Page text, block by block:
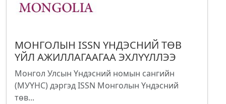
МОНГОЛЫН ISSN ҮНДЭСНИЙ ТӨВ
ҮЙЛ АЖИЛЛАГААГАА ЭХЛҮҮЛЛЭЭ
Монгол Улсын Үндэсний номын сангийн
(МУҮНС) дэргэд ISSN Монголын Үндэсний
төв...